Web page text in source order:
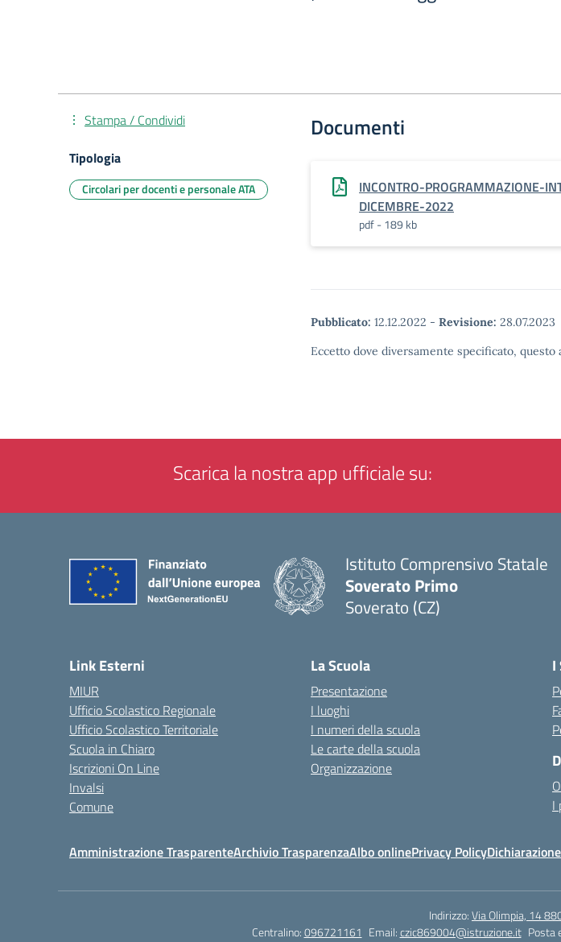
Documenti
INCONTRO-PROGRAMMAZIONE-
DICEMBRE-2022
pdf - 189 kb
Pubblicato: 12.12.2022 - Revisione: 28.07.2023
Eccetto dove diversamente specificato,
Stampa / Condividi
Tipologia
Circolari per docenti e personale ATA
Scarica la nostra app ufficiale su:
Istituto Comprensivo Statale
Soverato Primo
Soverato (CZ)
Link Esterni
MIUR
Ufficio Scolastico Regionale
Ufficio Scolastico Territoriale
Scuola in Chiaro
Iscrizioni On Line
Invalsi
Comune
La Scuola
Presentazione
I luoghi
I numeri della scuola
Le carte della scuola
Organizzazione
I
I
Amministrazione TrasparenteArchivio TrasparenzaAlbo onlinePrivacy Policy
Indirizzo:Via Olimpia, 14
Centralino:096721161 Email:czic869004@istruzione.it Posta